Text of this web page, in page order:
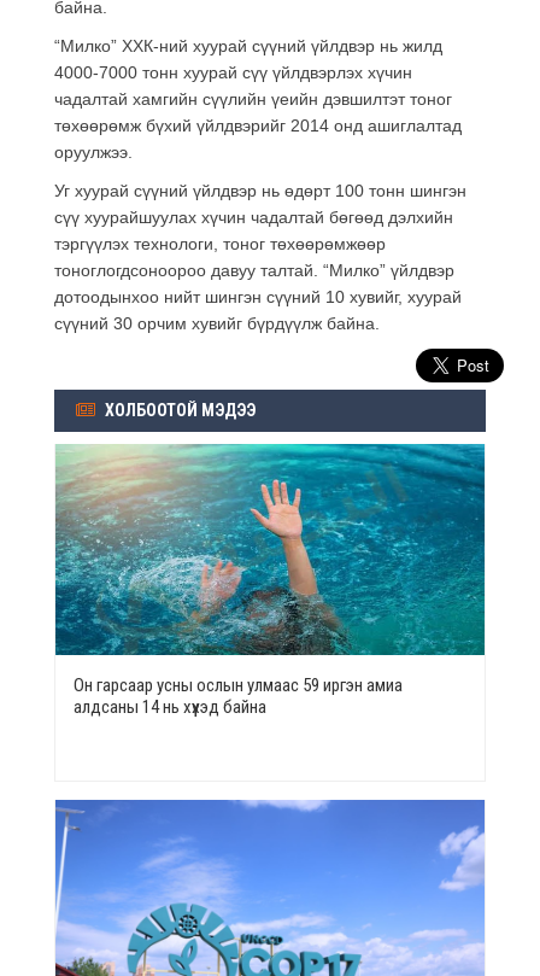
байна.
“Милко” ХХК-ний хуурай сүүний үйлдвэр нь жилд
4000-7000 тонн хуурай сүү үйлдвэрлэх хүчин
чадалтай хамгийн сүүлийн үеийн дэвшилтэт тоног
төхөөрөмж бүхий үйлдвэрийг 2014 онд ашиглалтад
оруулжээ.
Уг хуурай сүүний үйлдвэр нь өдөрт 100 тонн шингэн
сүү хуурайшуулах хүчин чадалтай бөгөөд дэлхийн
тэргүүлэх технологи, тоног төхөөрөмжөөр
тоноглогдсоноороо давуу талтай. “Милко” үйлдвэр
дотоодынхоо нийт шингэн сүүний 10 хувийг, хуурай
сүүний 30 орчим хувийг бүрдүүлж байна.
ХОЛБООТОЙ МЭДЭЭ
Он гарсаар усны ослын улмаас 59 иргэн амиа
алдсаны 14 нь хүүхэд байна